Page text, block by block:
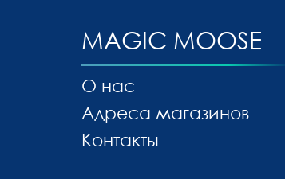
MAGIC MOOSE
О нас
Адреса магазинов
Контакты